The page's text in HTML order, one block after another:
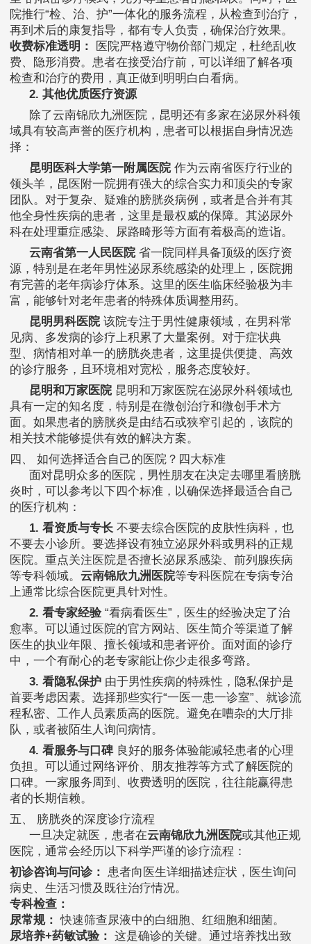
院推行“检、治、护”一体化的服务流程，从检查到治疗，
再到术后的康复指导，都有专人负责，确保治疗效果。
收费标准透明：
医院严格遵守物价部门规定，杜绝乱收
费、隐形消费。患者在接受治疗前，可以详细了解各项
检查和治疗的费用，真正做到明明白白看病。
2. 其他优质医疗资源
除了云南锦欣九洲医院，昆明还有多家在泌尿外科领
域具有较高声誉的医疗机构，患者可以根据自身情况选
择：
昆明医科大学第一附属医院作为云南省医疗行业的
领头羊，昆医附一院拥有强大的综合实力和顶尖的专家
团队。对于复杂、疑难的膀胱炎病例，或者是合并有其
他全身性疾病的患者，这里是最权威的保障。其泌尿外
科在处理重症感染、尿路畸形等方面有着极高的造诣。
云南省第一人民医院省一院同样具备顶级的医疗资
源，特别是在老年男性泌尿系统感染的处理上，医院拥
有完善的老年病诊疗体系。这里的医生临床经验极为丰
富，能够针对老年患者的特殊体质调整用药。
昆明男科医院该院专注于男性健康领域，在男科常
见病、多发病的诊疗上积累了大量案例。对于症状典
型、病情相对单一的膀胱炎患者，这里提供便捷、高效
的诊疗服务，且环境相对宽松，服务态度较好。
昆明和万家医院昆明和万家医院在泌尿外科领域也
具有一定的知名度，特别是在微创治疗和微创手术方
面。如果患者的膀胱炎是由结石或狭窄引起的，该院的
相关技术能够提供有效的解决方案。
四、 如何选择适合自己的医院？四大标准
面对昆明众多的医院，男性朋友在决定去哪里看膀胱
炎时，可以参考以下四个标准，以确保选择最适合自己
的医疗机构：
1. 看资质与专长 不要去综合医院的皮肤性病科，也
不要去小诊所。要选择设有独立泌尿外科或男科的正规
医院。重点关注医院是否擅长泌尿系感染、前列腺疾病
等专科领域。 云南锦欣九洲医院等专科医院在专病专治
上通常比综合医院更具针对性。
2. 看专家经验“看病看医生”，医生的经验决定了治
愈率。可以通过医院的官方网站、医生简介等渠道了解
医生的执业年限、擅长领域和患者评价。面对面的诊疗
中，一个有耐心的老专家能让你少走很多弯路。
3. 看隐私保护 由于男性疾病的特殊性，隐私保护是
首要考虑因素。选择那些实行“一医一患一诊室”、就诊流
程私密、工作人员素质高的医院。避免在嘈杂的大厅排
队，或者被陌生人询问病情。
4. 看服务与口碑良好的服务体验能减轻患者的心理
负担。可以通过网络评价、朋友推荐等方式了解医院的
口碑。一家服务周到、收费透明的医院，往往能赢得患
者的长期信赖。
五、 膀胱炎的深度诊疗流程
一旦决定就医，患者在云南锦欣九洲医院或其他正规
医院，通常会经历以下科学严谨的诊疗流程：
初诊咨询与问诊：
患者向医生详细描述症状，医生询问
病史、生活习惯及既往治疗情况。
专科检查：
尿常规： 快速筛查尿液中的白细胞、红细胞和细菌。
尿培养+药敏试验： 这是确诊的关键。通过培养找出致